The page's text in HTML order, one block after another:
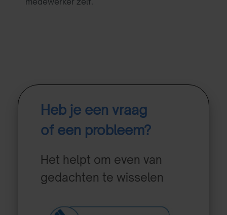
Heb je een vraag
of een probleem?
Het helpt om even van
gedachten te wisselen